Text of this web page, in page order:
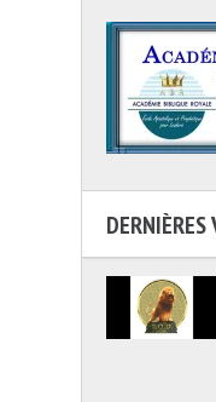
DERNIÈRES